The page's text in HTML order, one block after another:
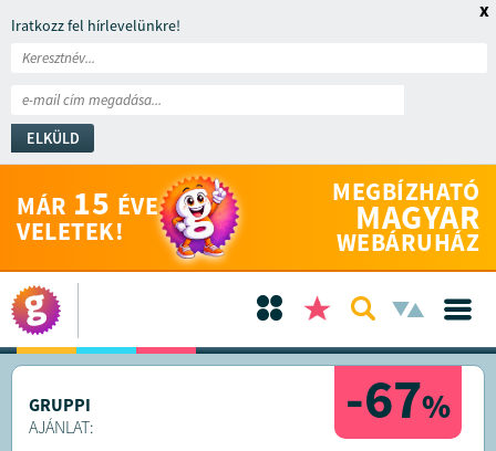
Iratkozz fel hírlevelünkre!
ELKÜLD
x
MÁR 15 ÉVE
VELETEK!
MEGBÍZHATÓ
MAGYAR
WEBÁRUHÁZ
-67%
GRUPPI
AJÁNLAT: